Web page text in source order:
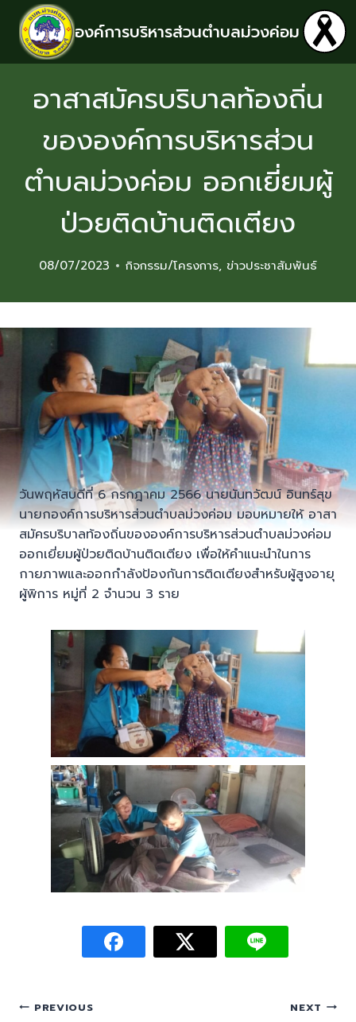
องค์การบริหารส่วนตำบลม่วงค่อม
อาสาสมัครบริบาลท้องถิ่น
ขององค์การบริหารส่วน
ตำบลม่วงค่อม ออกเยี่ยมผู้
ป่วยติดบ้านติดเตียง
08/07/2023 กิจกรรม/โครงการ, ข่าวประชาสัมพันธ์
วันพฤหัสบดีที่ 6 กรกฎาคม 2566 นายนันทวัฒน์ อินทร์สุข
นายกองค์การบริหารส่วนตำบลม่วงค่อม มอบหมายให้ อาสา
สมัครบริบาลท้องถิ่นขององค์การบริหารส่วนตำบลม่วงค่อม
ออกเยี่ยมผู้ป่วยติดบ้านติดเตียง เพื่อให้คำแนะนำในการ
กายภาพและออกกำลังป้องกันการติดเตียงสำหรับผู้สูงอายุ
ผู้พิการ หมู่ที่ 2 จำนวน 3 ราย
PREVIOUS NEXT